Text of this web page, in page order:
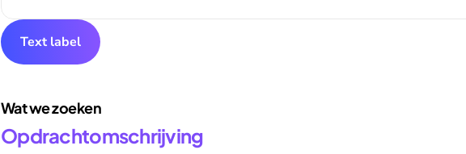
Text label
Wat we zoeken
Opdrachtomschrijving